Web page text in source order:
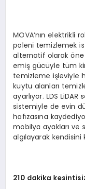
MOVA’nın elektrikli
poleni temizlemek
alternatif olarak öne
emiş gücüyle tüm
temizleme işleviyle
kuytu alanları
ayarlıyor. LDS
sistemiyle de evin
hafızasına
mobilya ayakları ve
algılayarak kendisini
210 dakika